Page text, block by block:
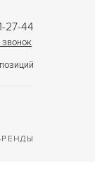
27-44